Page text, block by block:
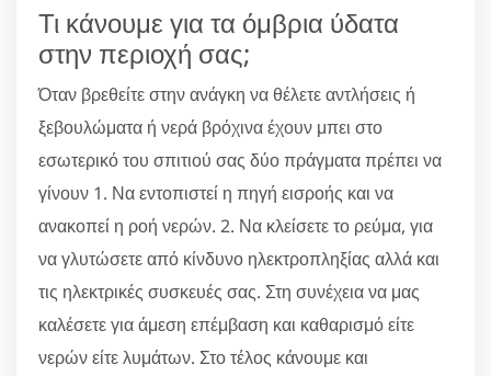
Τι κάνουμε για τα όμβρια ύδατα
στην περιοχή σας;
Όταν βρεθείτε στην ανάγκη να θέλετε αντλήσεις ή
ξεβουλώματα ή νερά βρόχινα έχουν μπει στο
εσωτερικό του σπιτιού σας δύο πράγματα πρέπει να
γίνουν 1. Να εντοπιστεί η πηγή εισροής και να
ανακοπεί η ροή νερών. 2. Να κλείσετε το ρεύμα, για
να γλυτώσετε από κίνδυνο ηλεκτροπληξίας αλλά και
τις ηλεκτρικές συσκευές σας. Στη συνέχεια να μας
καλέσετε για άμεση επέμβαση και καθαρισμό είτε
νερών είτε λυμάτων. Στο τέλος κάνουμε και